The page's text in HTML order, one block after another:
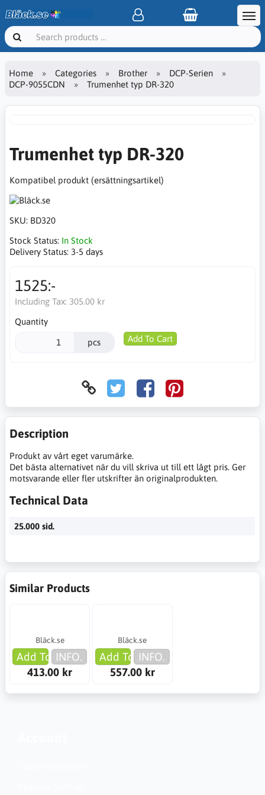
Home Categories Brother
DCP-Serien
DCP-9055CDN
Trumenhet typ DR-320
Trumenhet typ DR-320
Kompatibel produkt (ersättningsartikel)
SKU: BD320
Stock Status: In Stock
Delivery Status: 3-5 days
1525:-
Including Tax: 305.00 kr
Quantity
pcs Add To Cart
Description
Produkt av vårt eget varumärke.
Det bästa alternativet när du vill skriva ut till ett lågt pris. Ger
motsvarande eller fler utskrifter än originalprodukten.
Technical Data
25.000 sid.
Similar Products
Bläck.se
Add To Cart
INFO.
413.00 kr
Bläck.se
Add To Cart
INFO.
557.00 kr